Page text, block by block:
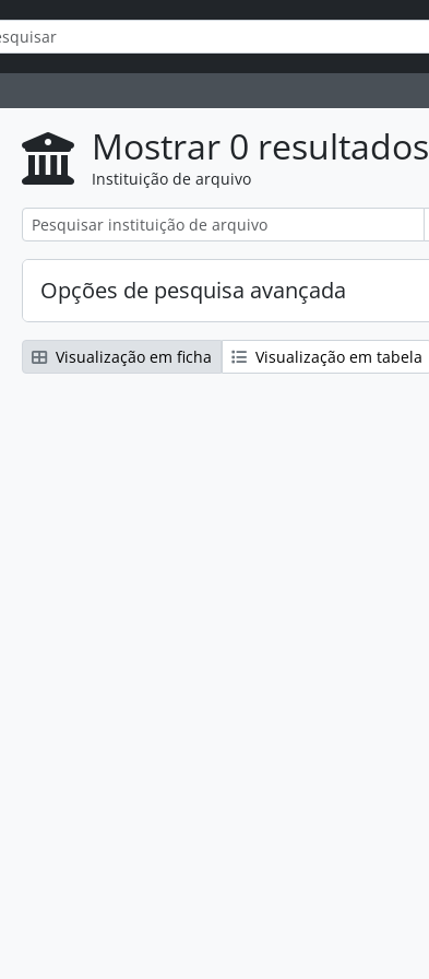
options
Mostrar 0 resultados
Instituição de arquivo
Opções de pesquisa avançada
Visualização em ficha Visualização em tabela